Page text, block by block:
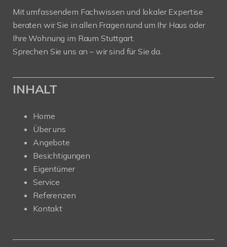
Mit umfassendem Fachwissen und lokaler Expertise
beraten wir Sie in allen Fragen rund um Ihr Haus oder
Ihre Wohnung im Raum Stuttgart.
Sprechen Sie uns an – wir sind für Sie da.
INHALT
Home
Über uns
Angebote
Besichtigungen
Eigentümer
Service
Referenzen
Kontakt